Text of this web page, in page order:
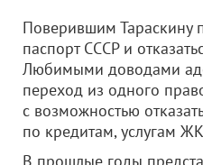
Поверившим Тараскину
паспорт СССР и
Любимыми доводами
переход из одного
с возможностью
по кредитам, услугам